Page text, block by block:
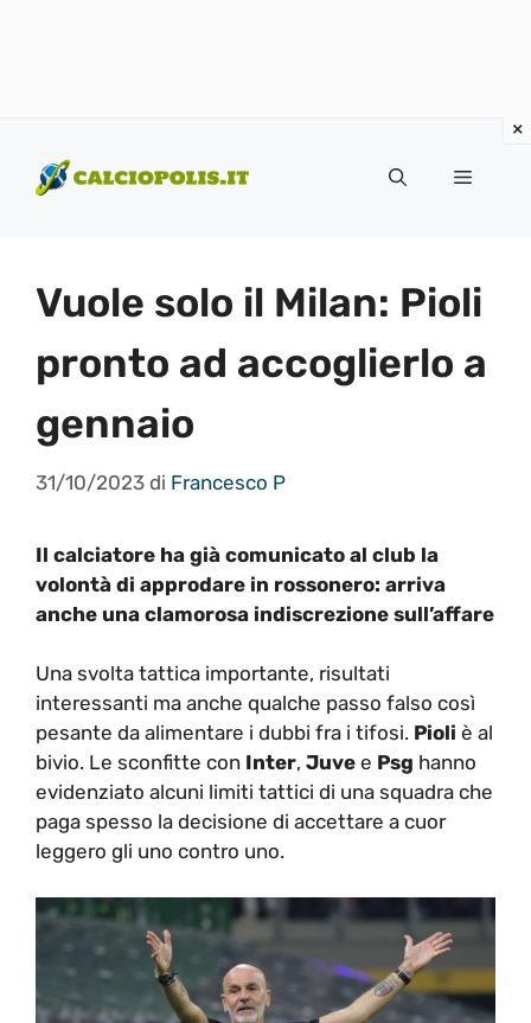
contenuto
Menu
Vuole solo il Milan: Pioli
pronto ad accoglierlo a
gennaio
31/10/2023 di Francesco P
Il calciatore ha già comunicato al club la
volontà di approdare in rossonero: arriva
anche una clamorosa indiscrezione sull’affare
Una svolta tattica importante, risultati
interessanti ma anche qualche passo falso così
pesante da alimentare i dubbi fra i tifosi. Pioli è al
bivio. Le sconfitte con Inter, Juve e Psg hanno
evidenziato alcuni limiti tattici di una squadra che
paga spesso la decisione di accettare a cuor
leggero gli uno contro uno.